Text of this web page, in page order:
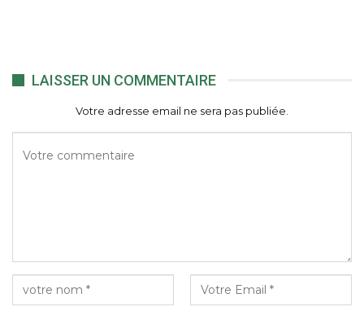
LAISSER UN COMMENTAIRE
Votre adresse email ne sera pas publiée.